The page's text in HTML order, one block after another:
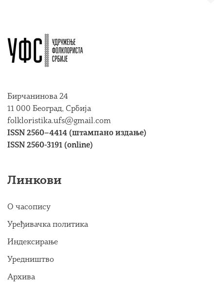
Бирчанинова 24
11 000 Београд, Србија
folkloristika.ufs@gmail.com
ISSN 2560–4414 (штампано издање)
ISSN 2560-3191 (online)
Линкови
О часопису
Уређивачка политика
Индексирање
Уредништво
Архива